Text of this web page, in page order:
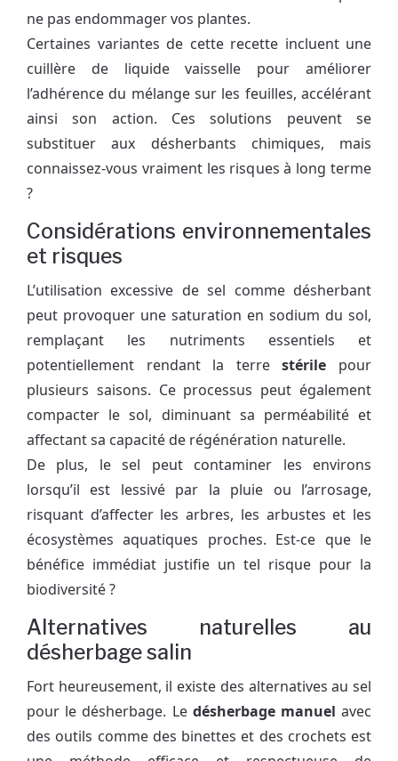
ne pas endommager vos plantes.
Certaines variantes de cette recette incluent une
cuillère de liquide vaisselle pour améliorer
l’adhérence du mélange sur les feuilles, accélérant
ainsi son action. Ces solutions peuvent se
substituer aux désherbants chimiques, mais
connaissez-vous vraiment les risques à long terme
?
Considérations environnementales
et risques
L’utilisation excessive de sel comme désherbant
peut provoquer une saturation en sodium du sol,
remplaçant les nutriments essentiels et
potentiellement rendant la terrestérile pour
plusieurs saisons. Ce processus peut également
compacter le sol, diminuant sa perméabilité et
affectant sa capacité de régénération naturelle.
De plus, le sel peut contaminer les environs
lorsqu’il est lessivé par la pluie ou l’arrosage,
risquant d’affecter les arbres, les arbustes et les
écosystèmes aquatiques proches. Est-ce que le
bénéfice immédiat justifie un tel risque pour la
biodiversité ?
Alternatives naturelles au
désherbage salin
Fort heureusement, il existe des alternatives au sel
pour le désherbage. Le désherbage manuel avec
des outils comme des binettes et des crochets est